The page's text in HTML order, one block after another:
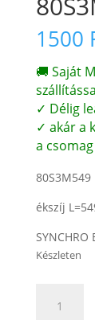
1500
🚚 Saját
✓ Délig
✓ akár a
a csomag
80S3M549
ékszíj
SYNCHRO
Készleten
bordásszíj